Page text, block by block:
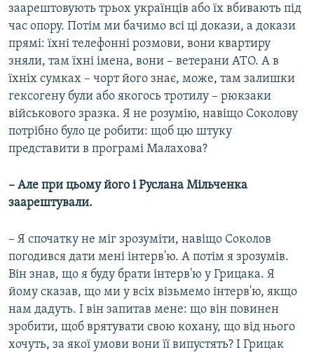
заарештовують трьох українців або їх вбивають під
час опору. Потім ми бачимо всі ці докази, а докази
прямі: їхні телефонні розмови, вони квартиру
зняли, там їхні імена, вони – ветерани АТО. А в
їхніх сумках – чорт його знає, може, там залишки
гексогену були або якогось тротилу – рюкзаки
військового зразка. Я не розумію, навіщо Соколову
потрібно було це робити: щоб цю штуку
представити в програмі Малахова?
– Але при цьому його і Руслана Мільченка
заарештували.
– Я спочатку не міг зрозуміти, навіщо Соколов
погодився дати мені інтерв'ю. А потім я зрозумів.
Він знав, що я буду брати інтерв'ю у Грицака. Я
йому сказав, що ми у всіх візьмемо інтерв'ю, якщо
нам дадуть. І він запитав мене: що він повинен
зробити, щоб врятувати свою кохану, що від нього
хочуть, за якої умови вони її випустять? І Грицак